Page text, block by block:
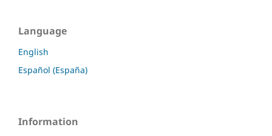
Language
English
Español (España)
Information